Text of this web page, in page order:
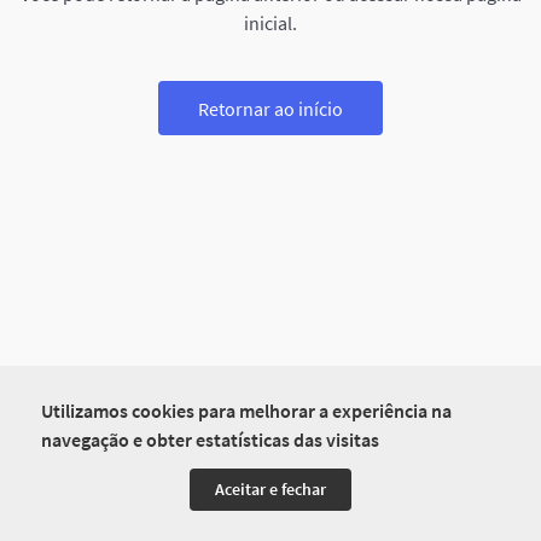
Utilizamos cookies para melhorar a experiência na
navegação e obter estatísticas das visitas
Aceitar e fechar
inicial.
Retornar ao início